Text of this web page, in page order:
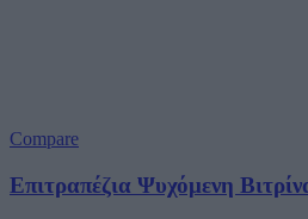
Compare
Επιτραπέζια Ψυχόμενη